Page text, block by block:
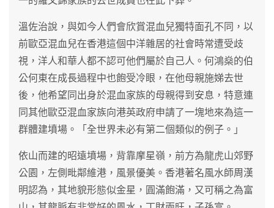
溫佐治說，與如今人們會欣賞混血兒獨特面孔不同，以
前歐亞混血兒在香港這個中洋雜居的社會時常遭受歧
視，洋人和華人都不認可他們屬於自己人。何鴻燊的伯
公何東在成長過程中也飽受冷眼，在他母親施娣去世
後，他希望同出身於混血家族的母親得到安息，特意連
同其他歐亞混血家族向港英政府申請了一塊地來為這一
群體建墳場。「全世界未必有第二個類似的例子。」
依山而建的昭遠墳場，背靠摩星嶺，前方為龍虎山郊野
公園，左側毗鄰維港，風景優美。香港著名風水師周漢
明認為，其地貌形態似金星，圓滿飽滿，又可稱之為富